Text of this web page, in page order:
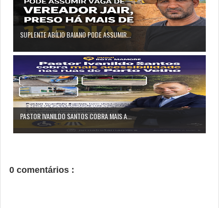
SUPLENTE ABÍLIO BAIANO PODE ASSUMIR...
PASTOR IVANILDO SANTOS COBRA MAIS A...
0 comentários :